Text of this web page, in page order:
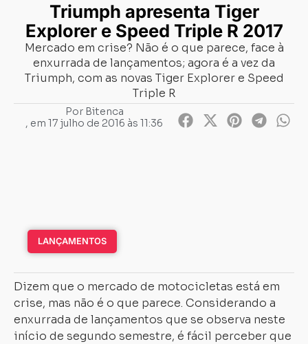
Triumph apresenta Tiger
Explorer e Speed Triple R 2017
Mercado em crise? Não é o que parece, face à
enxurrada de lançamentos; agora é a vez da
Triumph, com as novas Tiger Explorer e Speed
Triple R
PorBitenca
, em 17 julho de 2016 às 11:36
LANÇAMENTOS
Dizem que o mercado de motocicletas está em
crise, mas não é o que parece. Considerando a
enxurrada de lançamentos que se observa neste
início de segundo semestre, é fácil perceber que